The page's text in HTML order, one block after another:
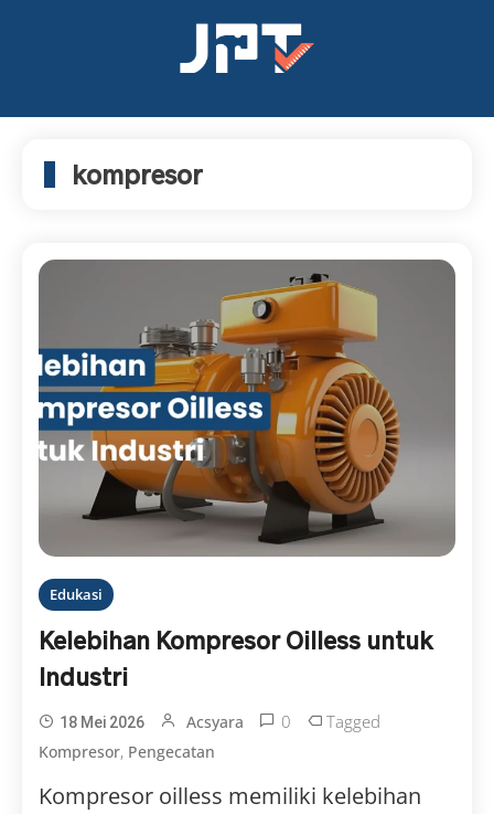
kompresor
Edukasi
Kelebihan Kompresor Oilless untuk
Industri
18 Mei 2026 Acsyara 0 Tagged
Kompresor, Pengecatan
Kompresor oilless memiliki kelebihan